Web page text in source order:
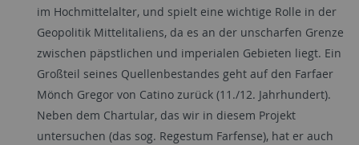
im Hochmittelalter, und spielt eine wichtige Rolle in der
Geopolitik Mittelitaliens, da es an der unscharfen Grenze
zwischen päpstlichen und imperialen Gebieten liegt. Ein
Großteil seines Quellenbestandes geht auf den Farfaer
Mönch Gregor von Catino zurück (11./12. Jahrhundert).
Neben dem Chartular, das wir in diesem Projekt
untersuchen (das sog. Regestum Farfense), hat er auch